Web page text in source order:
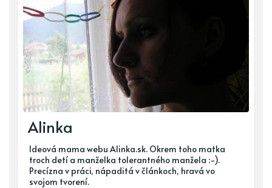
Alinka
Ideová mama webu Alinka.sk. Okrem toho matka
troch detí a manželka tolerantného manžela :-).
Precízna v práci, nápaditá v článkoch, hravá vo
svojom tvorení.